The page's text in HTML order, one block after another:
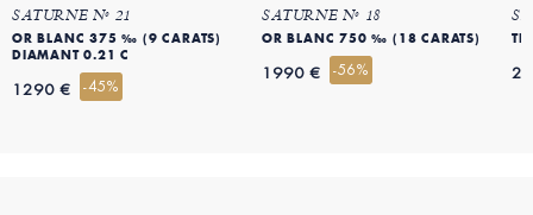
SATURNE Nº 21
OR BLANC 375 ‰ (9 CARATS)
DIAMANT 0.21 C
1290 € -45%
SATURNE Nº 18
OR BLANC 750 ‰ (18 CARATS)
1990 € -56%